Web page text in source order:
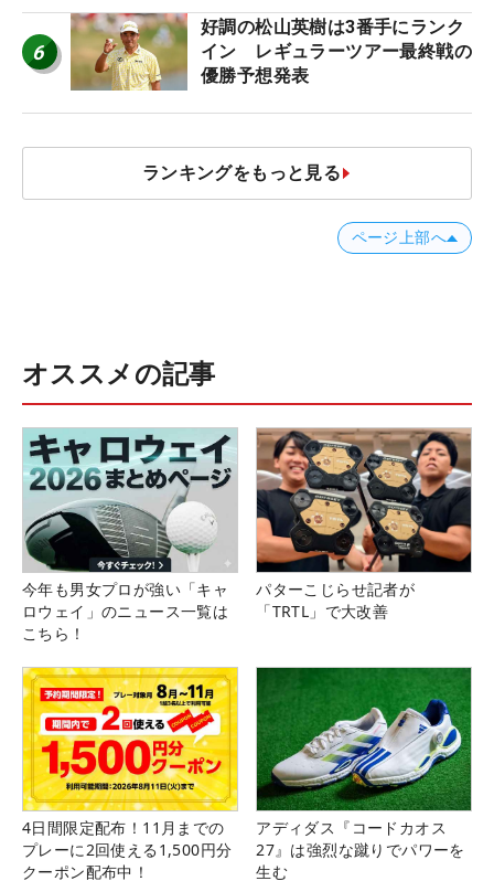
6
好調の松山英樹は3番手にランク
イン レギュラーツアー最終戦の
優勝予想発表
ランキングをもっと見る
ページ上部へ
オススメの記事
今年も男女プロが強い「キャ
ロウェイ」のニュース一覧は
こちら！
パターこじらせ記者が
「TRTL」で大改善
4日間限定配布！11月までの
プレーに2回使える1,500円分
クーポン配布中！
アディダス『コードカオス
27』は強烈な蹴りでパワーを
生む